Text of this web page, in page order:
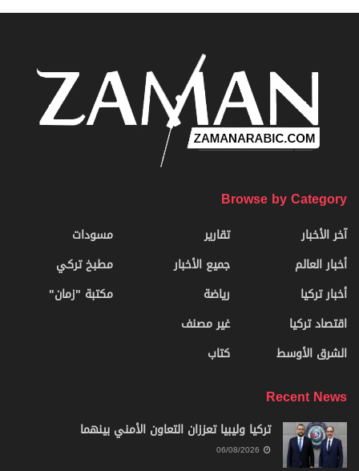
Browse by Category
آخر الأخبار
أخبار العالم
أخبار تركيا
اقتصاد تركيا
الشرق الأوسط
تقارير
جميع الأخبار
رياضة
غير مصنف
كتاب
مسودات
مطبخ تركي
مكتبة "زمان"
Recent News
تركيا وليبيا تعززان التعاون الأمني بينهما